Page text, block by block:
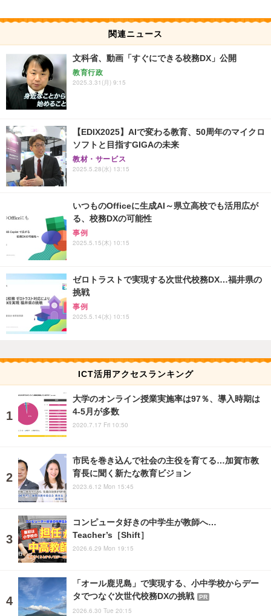
関連ニュース
文科省、動画「すぐにできる校務DX」公開
教育行政
2025.3.31(月) 9:15
【EDIX2025】AIで変わる教育、50周年のマイクロ
ソフトと目指すGIGAの未来
教材・サービス
2025.5.28(水) 13:15
いつものOfficeに生成AI～県立高校でも活用広が
る、校務DXの可能性
事例
2025.5.15(木) 10:15
ゼロトラストで実現する次世代校務DX…福井県の
挑戦
事例
2025.5.14(水) 10:15
ICT活用アクセスランキング
大学のオンライン授業実施率は97％、導入時期は
4-5月が多数
2020.7.17 Fri 10:50
市民を巻き込んで社会の主役を育てる…加賀市教
育長に聞く新たな教育ビジョン
2023.6.12 Mon 15:45
コンピュータ好きの中学生が教師へ…
Teacher’s［Shift］
2026.6.29 Mon 19:15
「オール鹿児島」で実現する、小中学校からデー
タでつなぐ次世代校務DXの挑戦
PR
2026.6.30 Tue 20:15